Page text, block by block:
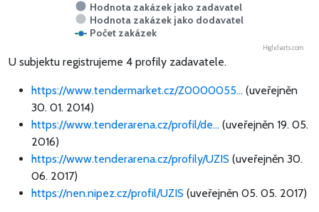
Hodnota zakázek jako zadavatel
Hodnota zakázek jako dodavatel
Počet zakázek
Highcharts.com
U subjektu registrujeme 4 profily zadavatele.
https://www.tendermarket.cz/Z0000055... (uveřejněn
30. 01. 2014)
https://www.tenderarena.cz/profil/de... (uveřejněn 19. 05.
2016)
https://www.tenderarena.cz/profily/UZIS (uveřejněn 30.
06. 2017)
https://nen.nipez.cz/profil/UZIS (uveřejněn 05. 05. 2017)